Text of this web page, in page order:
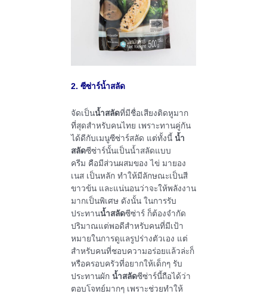
2. ซีซ่าร์น้ำสลัด
จัดเป็นน้ำสลัดที่มีชื่อเสียงติดหูมาก
ที่สุดสำหรับคนไทย เพราะทานคู่กัน
ได้ดีกับเมนูซีซ่าร์สลัด แต่ทั้งนี้ น้ำ
สลัดซีซ่าร์นั้นเป็นน้ำสลัดแบบ
ครีม คือมีส่วนผสมของ ไข่ มายอง
เนส เป็นหลัก ทำให้มีลักษณะเป็นสี
ขาวข้น และแน่นอนว่าจะให้พลังงาน
มากเป็นพิเศษ ดังนั้น ในการรับ
ประทานน้ำสลัดซีซ่าร์ ก็ต้องจำกัด
ปริมาณแต่พอดีสำหรับคนที่มีเป้า
หมายในการดูแลรูปร่างตัวเอง แต่
สำหรับคนที่ชอบความอร่อยแล้วล่ะก็
หรือครอบครัวที่อยากให้เด็กๆ รับ
ประทานผัก น้ำสลัดซีซ่าร์นี้ถือได้ว่า
ตอบโจทย์มากๆ เพราะช่วยทำให้